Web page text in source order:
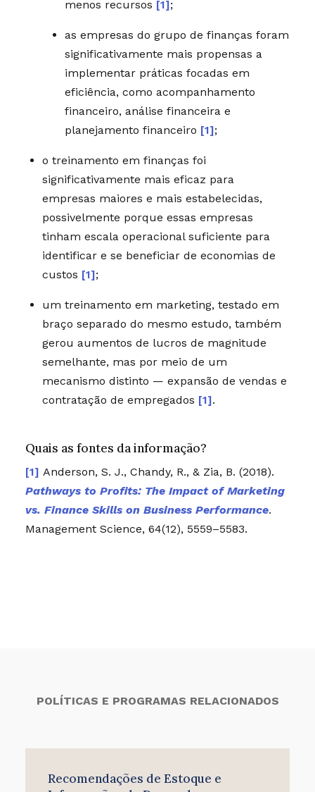
menos recursos [1];
as empresas do grupo de finanças foram
significativamente mais propensas a
implementar práticas focadas em
eficiência, como acompanhamento
financeiro, análise financeira e
planejamento financeiro [1];
o treinamento em finanças foi
significativamente mais eficaz para
empresas maiores e mais estabelecidas,
possivelmente porque essas empresas
tinham escala operacional suficiente para
identificar e se beneficiar de economias de
custos [1];
um treinamento em marketing, testado em
braço separado do mesmo estudo, também
gerou aumentos de lucros de magnitude
semelhante, mas por meio de um
mecanismo distinto — expansão de vendas e
contratação de empregados [1].
Quais as fontes da informação?
Anderson, S. J., Chandy, R., & Zia, B. (2018).
Pathways to Profits: The Impact of Marketing
vs. Finance Skills on Business Performance.
Management Science, 64(12), 5559–5583.
POLÍTICAS E PROGRAMAS RELACIONADOS
Recomendações de Estoque e